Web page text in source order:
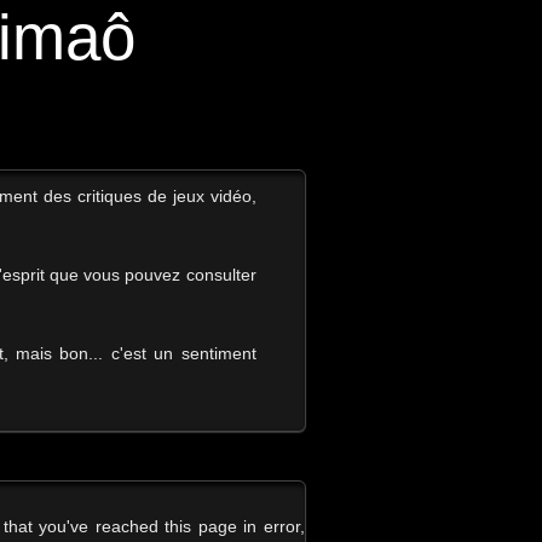
des critiques de jeux vidéo,
que vous pouvez consulter
mais bon... c'est un sentiment
you've reached this page in error,